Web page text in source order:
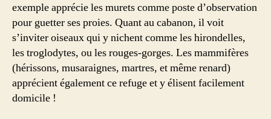
exemple apprécie les murets comme poste d’observation
pour guetter ses proies. Quant au cabanon, il voit
s’inviter oiseaux qui y nichent comme les hirondelles,
les troglodytes, ou les rouges-gorges. Les mammifères
(hérissons, musaraignes, martres, et même renard)
apprécient également ce refuge et y élisent facilement
domicile !